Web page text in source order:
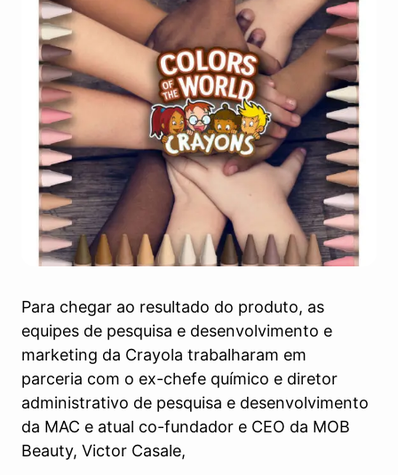
Para chegar ao resultado do produto, as
equipes de pesquisa e desenvolvimento e
marketing da Crayola trabalharam em
parceria com o ex-chefe químico e diretor
administrativo de pesquisa e desenvolvimento
da MAC e atual co-fundador e CEO da MOB
Beauty, Victor Casale,